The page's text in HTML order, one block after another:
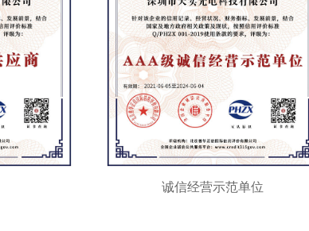
诚信经营示范单位